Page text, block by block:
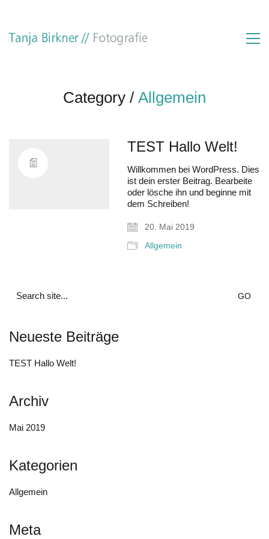
Category / Allgemein
TEST Hallo Welt!
Willkommen bei WordPress. Dies
ist dein erster Beitrag. Bearbeite
oder lösche ihn und beginne mit
dem Schreiben!
20. Mai 2019
Allgemein
for:
Neueste Beiträge
TEST Hallo Welt!
Archiv
Mai 2019
Kategorien
Allgemein
Meta